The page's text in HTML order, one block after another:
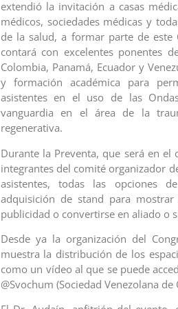
extendió la invitación a casas
médicos, sociedades médicas y
de la salud, a formar parte de este
contará con excelentes ponentes
Colombia, Panamá, Ecuador y
y formación académica para
asistentes en el uso de las
vanguardia en el área de la
regenerativa.
Durante la Preventa, que será en el
integrantes del comité organizador
asistentes, todas las opciones
adquisición de stand para
publicidad o convertirse en aliado o
Desde ya la organización del
muestra la distribución de los
como un vídeo al que se puede
@Svochum (Sociedad Venezolana